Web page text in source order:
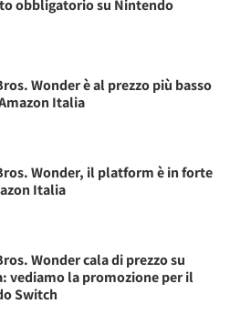
obbligatorio su Nintendo
Wonder è al prezzo più basso
Italia
Wonder, il platform è in forte
Italia
Wonder cala di prezzo su
vediamo la promozione per il
Switch